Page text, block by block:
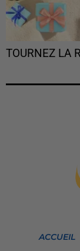
TOURNEZ LA
ACCUEIL